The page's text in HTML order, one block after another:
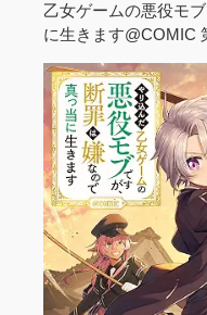
乙女ゲームの悪役モ
に生きます@COMIC